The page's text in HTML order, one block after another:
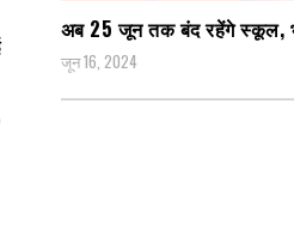
अब 25 जून तक बंद रहेंगे स्कूल,
जून 16, 2024